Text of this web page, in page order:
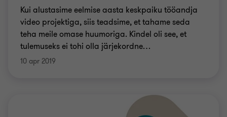
Kui alustasime eelmise aasta keskpaiku tööandja
video projektiga, siis teadsime, et tahame seda
teha meile omase huumoriga. Kindel oli see, et
tulemuseks ei tohi olla järjekordne…
10 apr 2019